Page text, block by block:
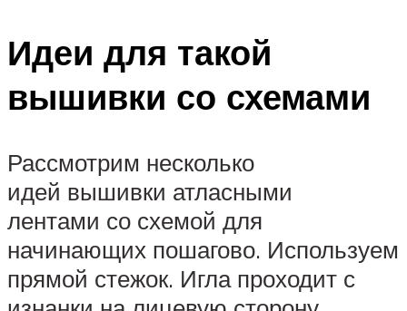
Идеи для такой
вышивки со схемами
Рассмотрим несколько
идей вышивки атласными
лентами со схемой для
начинающих пошагово. Используем
прямой стежок. Игла проходит с